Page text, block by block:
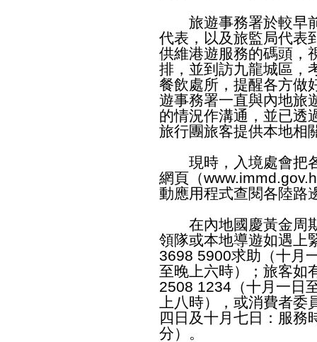
旅遊事務署於較早前
代表，以及旅監局代表
供維港遊服務的碼頭，
排，並到訪九龍城區，
餐飲處所，提醒各方做
遊事務署一直與內地旅
的情況作溝通，並已透
旅行團旅客提供本地相
現時，入境處會把各
網頁（
動應用程式查閱各陸路
在內地國慶黃金周期
領隊或本地導遊如遇上
3698 5900求助（十月
至晚上六時）；旅客如
2508 1234（十月一日
上八時），或消費者
四日及十月七日：服務
分）。